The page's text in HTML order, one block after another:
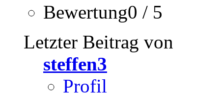
Bewertung0 / 5
Letzter Beitrag von
steffen3
Profil